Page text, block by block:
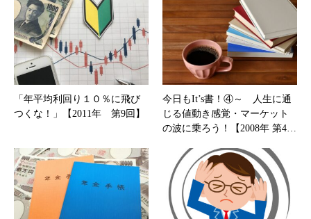
「年平均利回り１０％に飛び
つくな！」【2011年 第9回】
今日もIt’s書！④～ 人生に通
じる値動き感覚・マーケット
の波に乗ろう！【2008年 第4…